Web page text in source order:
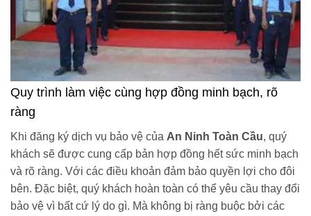
Quy trình làm việc cùng hợp đồng minh bạch, rõ
ràng
Khi đăng ký dịch vụ bảo vệ của An Ninh Toàn Cầu, quý
khách sẽ được cung cấp bản hợp đồng hết sức minh bạch
và rõ ràng. Với các điều khoản đảm bảo quyền lợi cho đôi
bên. Đặc biệt, quý khách hoàn toàn có thể yêu cầu thay đổi
bảo vệ vì bất cứ lý do gì. Mà không bị ràng buộc bởi các